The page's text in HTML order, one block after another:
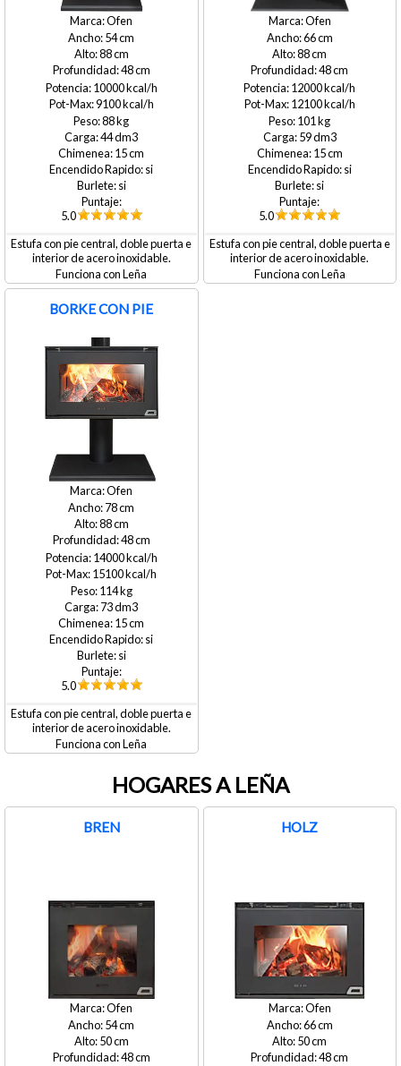
Ofen
54
88
48
10000
9100
88
44
15
si
si
5.0
Estufa con pie central, doble puerta e
interior de acero inoxidable.
Leña
Ofen
66
88
48
12000
12100
101
59
15
si
si
5.0
Estufa con pie central, doble puerta e
interior de acero inoxidable.
Leña
BORKE CON PIE
Ofen
78
88
48
14000
15100
114
73
15
si
si
5.0
Estufa con pie central, doble puerta e
interior de acero inoxidable.
Leña
HOGARES A LEÑA
BREN
Ofen
54
50
48
HOLZ
Ofen
66
50
48